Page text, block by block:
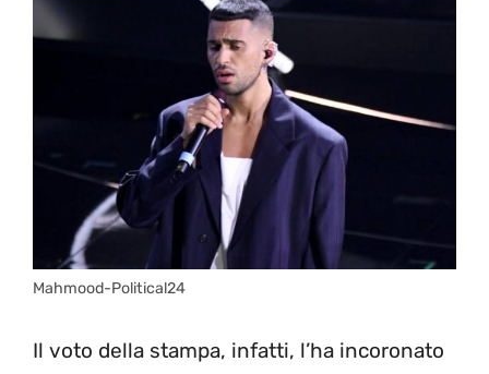
Mahmood-Political24
Il voto della stampa, infatti, l’ha incoronato